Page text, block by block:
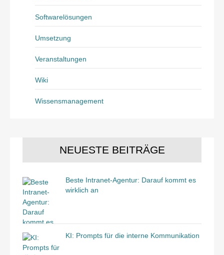
Softwarelösungen
Umsetzung
Veranstaltungen
Wiki
Wissensmanagement
NEUESTE BEITRÄGE
Beste Intranet-Agentur: Darauf kommt es
wirklich an
KI: Prompts für die interne Kommunikation